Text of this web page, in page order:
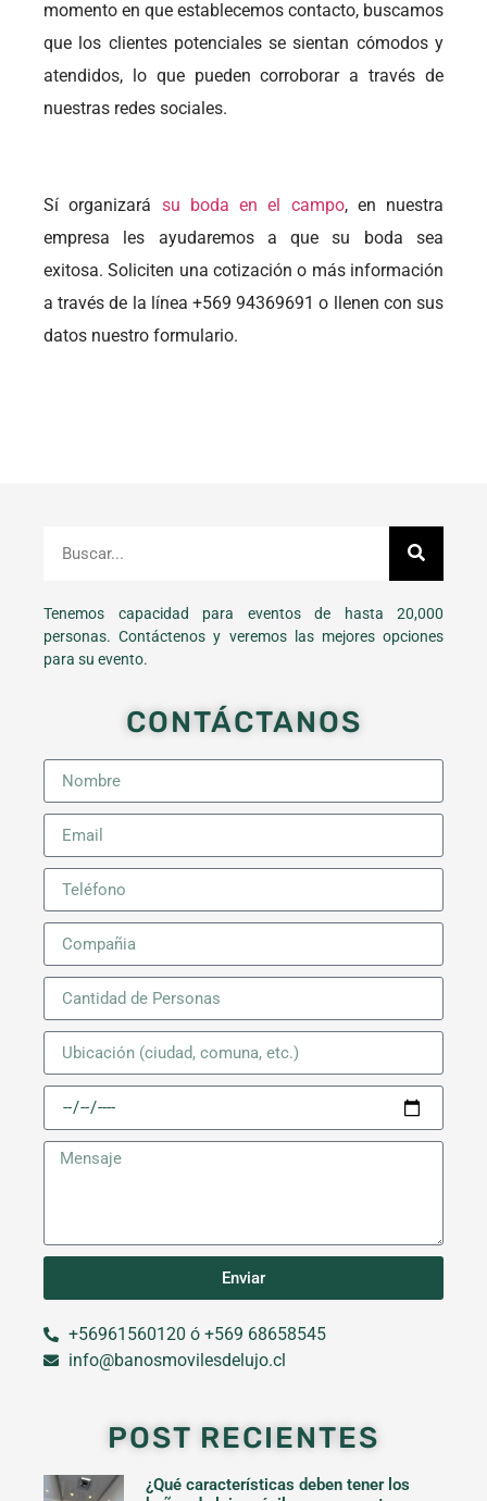
momento en que establecemos contacto, buscamos
que los clientes potenciales se sientan cómodos y
atendidos, lo que pueden corroborar a través de
nuestras redes sociales.
Sí organizará su boda en el campo, en nuestra
empresa les ayudaremos a que su boda sea
exitosa. Soliciten una cotización o más información
a través de la línea +569 94369691 o llenen con sus
datos nuestro formulario.
Tenemos capacidad para eventos de hasta 20,000
personas. Contáctenos y veremos las mejores opciones
para su evento.
CONTÁCTANOS
Enviar
+56961560120 ó +569 68658545
info@banosmovilesdelujo.cl
POST RECIENTES
¿Qué características deben tener los